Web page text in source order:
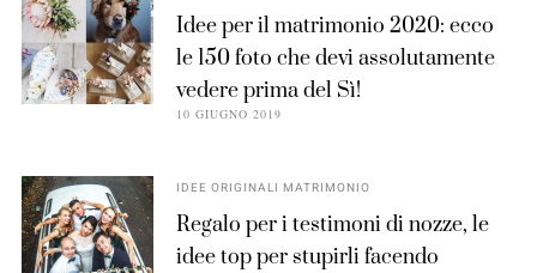
Idee per il matrimonio 2020: ecco
le 150 foto che devi assolutamente
vedere prima del Sì!
10 GIUGNO 2019
IDEE ORIGINALI MATRIMONIO
Regalo per i testimoni di nozze, le
idee top per stupirli facendo